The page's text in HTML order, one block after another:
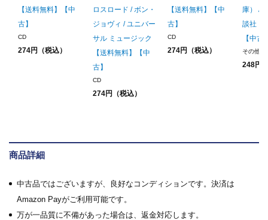
【送料無料】【中
古】
CD
274円（税込）
ロスロード / ボン・
ジョヴィ / ユニバー
サル ミュージック
【送料無料】【中
古】
CD
274円（税込）
【送料無料】【中
古】
CD
274円（税込）
庫） /
談社 【
【中古
その他
248円
商品詳細
中古品ではございますが、良好なコンディションです。決済は
Amazon Payがご利用可能です。
万が一品質に不備があった場合は、返金対応します。